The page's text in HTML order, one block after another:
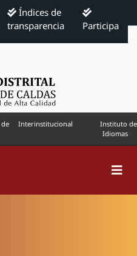
Índices de
transparencia
Participa
Interinstitucional
Instituto de
Idiomas